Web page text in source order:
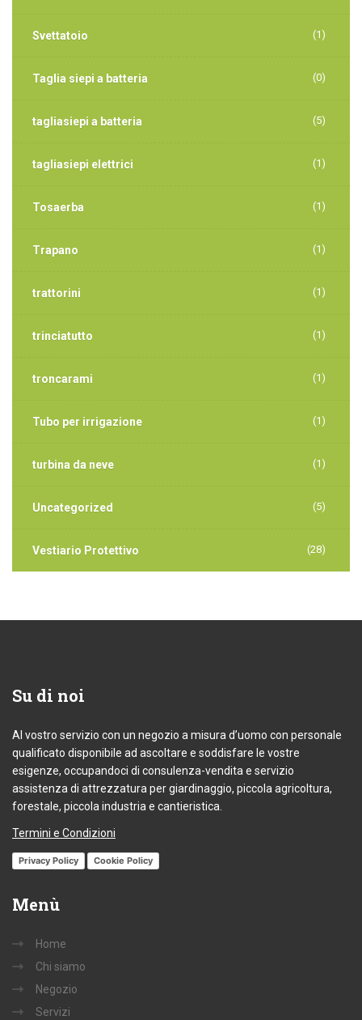
Svettatoio (1)
Taglia siepi a batteria (0)
tagliasiepi a batteria (5)
tagliasiepi elettrici (1)
Tosaerba (1)
Trapano (1)
trattorini (1)
trinciatutto (1)
troncarami (1)
Tubo per irrigazione (1)
turbina da neve (1)
Uncategorized (5)
Vestiario Protettivo (28)
Su di noi
Al vostro servizio con un negozio a misura d’uomo con personale
qualificato disponibile ad ascoltare e soddisfare le vostre
esigenze, occupandoci di consulenza-vendita e servizio
assistenza di attrezzatura per giardinaggio, piccola agricoltura,
forestale, piccola industria e cantieristica.
Termini e Condizioni
Privacy Policy Cookie Policy
Menù
Home
Chi siamo
Negozio
Servizi